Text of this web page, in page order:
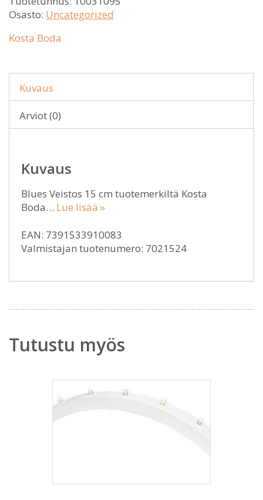
Osasto: Uncategorized
Kosta Boda
Kuvaus
Arviot (0)
Kuvaus
Blues Veistos 15 cm tuotemerkiltä Kosta
Boda… Lue lisää »
EAN: 7391533910083
Valmistajan tuotenumero: 7021524
Tutustu myös